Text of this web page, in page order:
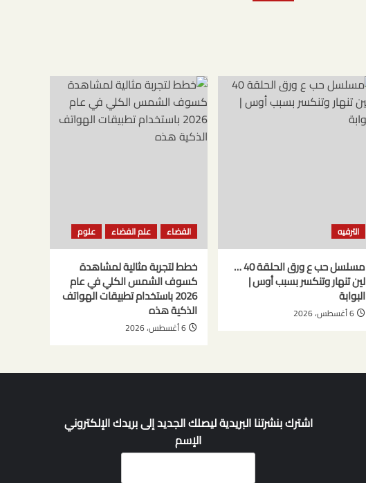
الترفيه
مسلسل حب ع ورق الحلقة 40 …
لين تنهار وتنكسر بسبب أوس |
البوابة
6 أغسطس، 2026
الفضاء علم الفضاء علوم
خطط لتجربة مثالية لمشاهدة
كسوف الشمس الكلي في عام
2026 باستخدام تطبيقات الهواتف
الذكية هذه
6 أغسطس، 2026
اشترك بنشرتنا البريدية ليصلك الجديد إلى بريدك الإلكتروني
الإسم